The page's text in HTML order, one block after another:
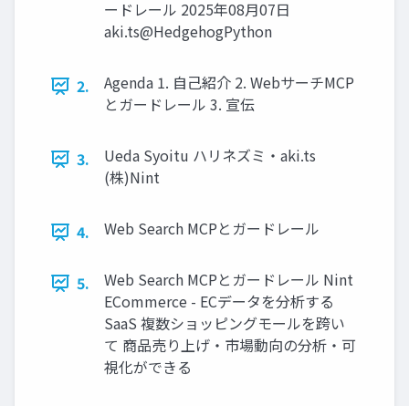
ードレール 2025年08月07日
aki.ts@HedgehogPython
2.
Agenda 1. 自己紹介 2. WebサーチMCP
とガードレール 3. 宣伝
3.
Ueda Syoitu ハリネズミ・aki.ts
(株)Nint
4. Web Search MCPとガードレール
5.
Web Search MCPとガードレール Nint
ECommerce - ECデータを分析する
SaaS 複数ショッピングモールを跨い
て 商品売り上げ・市場動向の分析・可
視化ができる